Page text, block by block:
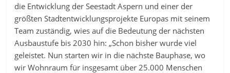
die Entwicklung der Seestadt Aspern und einer der
größten Stadtentwicklungsprojekte Europas mit seinem
Team zuständig, wies auf die Bedeutung der nächsten
Ausbaustufe bis 2030 hin: „Schon bisher wurde viel
geleistet. Nun starten wir in die nächste Bauphase, wo
wir Wohnraum für insgesamt über 25.000 Menschen